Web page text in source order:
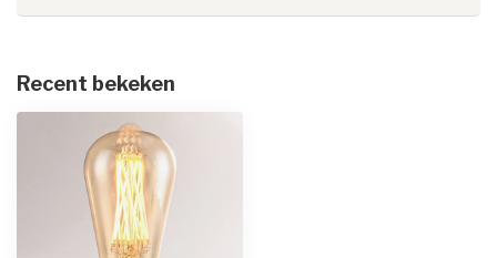
Recent bekeken